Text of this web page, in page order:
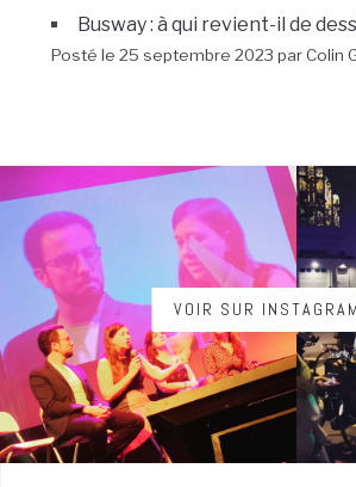
Busway : à qui revient-il de
Posté le 25 septembre 2023 par Colin
VOIR SUR INSTAGRAM